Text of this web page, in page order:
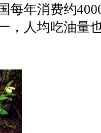
每年消费约
，人均吃油